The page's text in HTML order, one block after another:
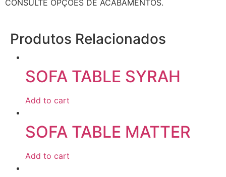
CONSULTE OPÇÕES DE ACABAMENTOS.
Produtos Relacionados
SOFA TABLE SYRAH
Add to cart
SOFA TABLE MATTER
Add to cart